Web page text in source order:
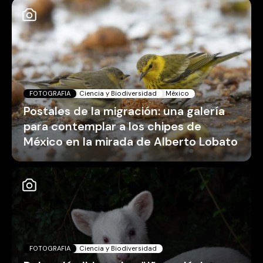
FOTOGRAFIA Ciencia y Biodiversidad México
Postales de la migración: una galería
para contemplar a los chipes de
México en la mirada de Alberto Lobato
FOTOGRAFIA Ciencia y Biodiversidad